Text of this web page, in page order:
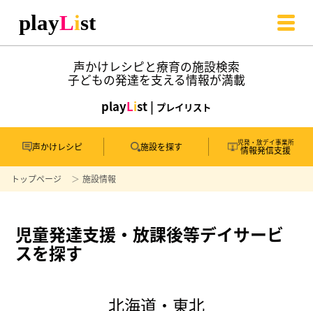
声かけレシピと療育の施設検索
子どもの発達を支える情報が満載
playList | プレイリスト
声かけレシピ 施設を探す 児発・放デイ事業所
情報発信支援
トップページ 施設情報
児童発達支援・放課後等デイサービ
スを探す
北海道・東北